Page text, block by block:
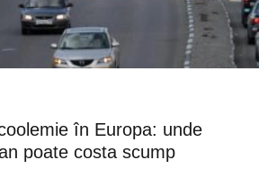
în Europa: unde
poate costa scump